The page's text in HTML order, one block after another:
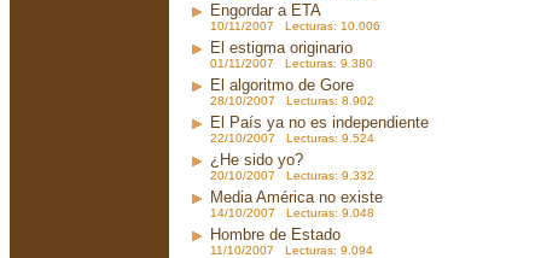
Engordar a ETA
10/11/2007 Lecturas: 10.006
El estigma originario
01/11/2007 Lecturas: 9.380
El algoritmo de Gore
28/10/2007 Lecturas: 8.902
El País ya no es independiente
22/10/2007 Lecturas: 9.524
¿He sido yo?
20/10/2007 Lecturas: 9.332
Media América no existe
14/10/2007 Lecturas: 9.048
Hombre de Estado
11/10/2007 Lecturas: 9.094